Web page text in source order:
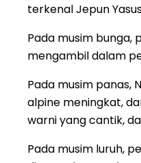
terkenal Jepun
Pada musim bunga,
mengambil dalam
Pada musim panas,
alpine meningkat,
warni yang cantik,
Pada musim luruh,